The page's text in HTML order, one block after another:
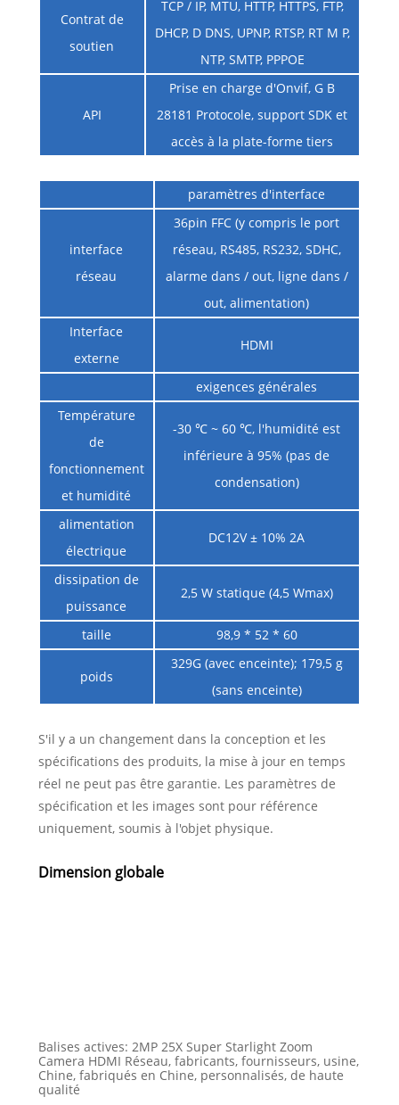
Contrat de
soutien
TCP / IP, MTU, HTTP, HTTPS, FTP,
DHCP, D DNS, UPNP, RTSP, RT M P,
NTP, SMTP, PPPOE
API
Prise en charge d'Onvif, G B
28181 Protocole, support SDK et
accès à la plate-forme tiers
paramètres d'interface
interface
réseau
36pin FFC (y compris le port
réseau, RS485, RS232, SDHC,
alarme dans / out, ligne dans /
out, alimentation)
Interface
externe
HDMI
exigences générales
Température
de
fonctionnement
et humidité
-30 ℃ ~ 60 ℃, l'humidité est
inférieure à 95% (pas de
condensation)
alimentation
électrique
DC12V ± 10% 2A
dissipation de
puissance
2,5 W statique (4,5 Wmax)
taille 98,9 * 52 * 60
poids
329G (avec enceinte); 179,5 g
(sans enceinte)
S'il y a un changement dans la conception et les
spécifications des produits, la mise à jour en temps
réel ne peut pas être garantie. Les paramètres de
spécification et les images sont pour référence
uniquement, soumis à l'objet physique.
Dimension globale
Balises actives: 2MP 25X Super Starlight Zoom
Camera HDMI Réseau, fabricants, fournisseurs, usine,
Chine, fabriqués en Chine, personnalisés, de haute
qualité